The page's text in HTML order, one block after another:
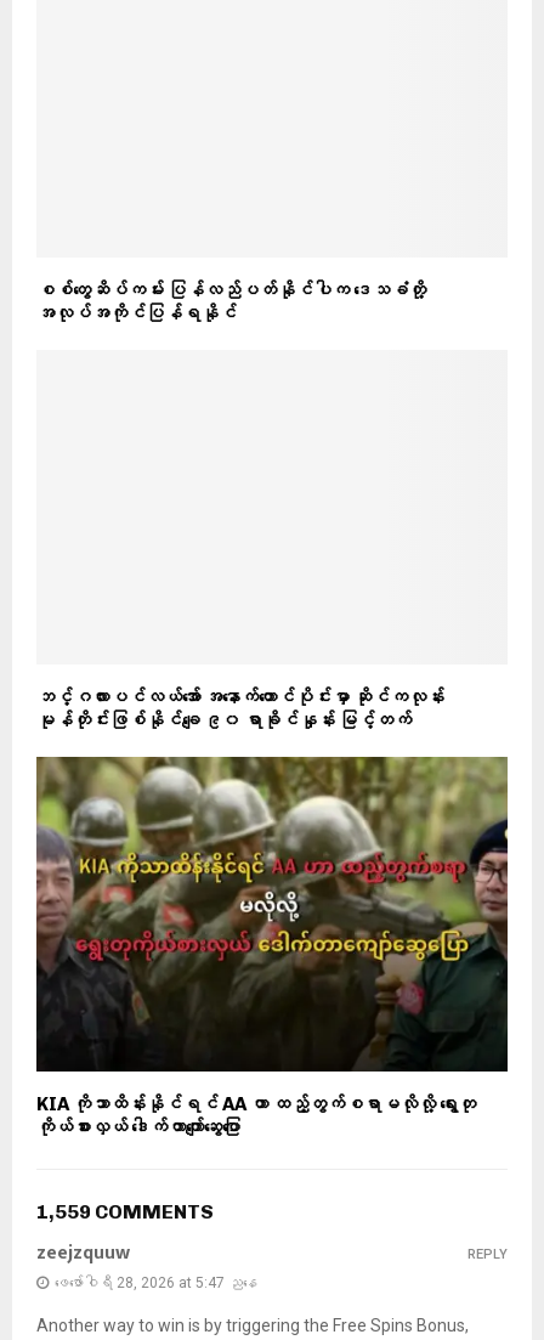
စစ်တွေဆိပ်ကမ်း ပြန်လည်ပတ်နိုင်ပါက ဒေသခံတို့
အလုပ်အကိုင်ပြန်ရနိုင်
ဘင်္ဂလားပင်လယ်အော် အနောက်တောင်ပိုင်းမှာ ဆိုင်ကလုန်း
မုန်တိုင်းဖြစ်နိုင်ချေ ၉၀ ရာခိုင်နှုန်း မြင့်တက်
KIA ကိုသာထိန်းနိုင်ရင် AA ဟာ ထည့်တွက်စရာမလို‌လို့ ရွေးတု
ကိုယ်စားလှယ် ဒေါက်တာကျော်ဆွေပြော
1,559 COMMENTS
zeejzquuw
ဖေ‌ဖော်ဝါရီ 28, 2026 at 5:47 ညနေ
Another way to win is by triggering the Free Spins Bonus,
REPLY